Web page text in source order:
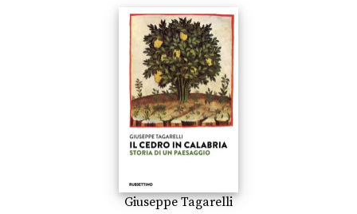
Giuseppe Tagarelli